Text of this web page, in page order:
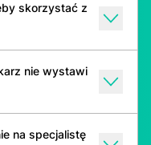
skorzystać z
nie wystawi
na specjalistę